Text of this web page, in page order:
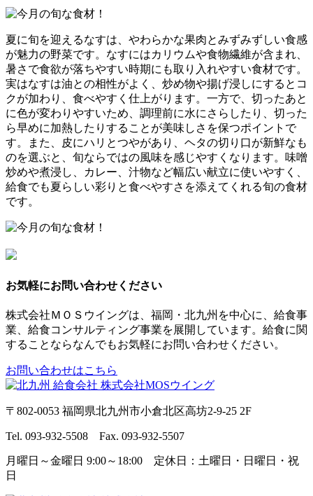
夏に旬を迎えるなすは、やわらかな果肉とみずみずしい食感
が魅力の野菜です。なすにはカリウムや食物繊維が含まれ、
暑さで食欲が落ちやすい時期にも取り入れやすい食材です。
実はなすは油との相性がよく、炒め物や揚げ浸しにするとコ
クが加わり、食べやすく仕上がります。一方で、切ったあと
に色が変わりやすいため、調理前に水にさらしたり、切った
ら早めに加熱したりすることが美味しさを保つポイントで
す。また、皮にハリとつやがあり、ヘタの切り口が新鮮なも
のを選ぶと、旬ならではの風味を感じやすくなります。味噌
炒めや煮浸し、カレー、汁物など幅広い献立に使いやすく、
給食でも夏らしい彩りと食べやすさを添えてくれる旬の食材
です。
お気軽にお問い合わせください
株式会社ＭＯＳウイングは、福岡・北九州を中心に、給食事
業、給食コンサルティング事業を展開しています。給食に関
することならなんでもお気軽にお問い合わせください。
お問い合わせはこちら
〒802-0053 福岡県北九州市小倉北区高坊2-9-25 2F
Tel. 093-932-5508 Fax. 093-932-5507
月曜日～金曜日 9:00～18:00 定休日：土曜日・日曜日・祝
日